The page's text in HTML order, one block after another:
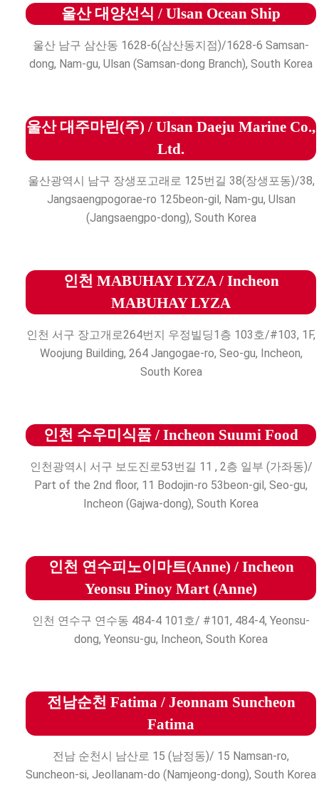
울산 대양선식 / Ulsan Ocean Ship
울산 남구 삼산동 1628-6(삼산동지점)/1628-6 Samsan-
dong, Nam-gu, Ulsan (Samsan-dong Branch), South Korea
울산 대주마린(주) / Ulsan Daeju Marine Co.,
Ltd.
울산광역시 남구 장생포고래로 125번길 38(장생포동)/38,
Jangsaengpogorae-ro 125beon-gil, Nam-gu, Ulsan
(Jangsaengpo-dong), South Korea
인천 MABUHAY LYZA / Incheon
MABUHAY LYZA
인천 서구 장고개로264번지 우정빌딩1층 103호/#103, 1F,
Woojung Building, 264 Jangogae-ro, Seo-gu, Incheon,
South Korea
인천 수우미식품 / Incheon Suumi Food
인천광역시 서구 보도진로53번길 11 , 2층 일부 (가좌동)/
Part of the 2nd floor, 11 Bodojin-ro 53beon-gil, Seo-gu,
Incheon (Gajwa-dong), South Korea
인천 연수피노이마트(Anne) / Incheon
Yeonsu Pinoy Mart (Anne)
인천 연수구 연수동 484-4 101호/ #101, 484-4, Yeonsu-
dong, Yeonsu-gu, Incheon, South Korea
전남순천 Fatima / Jeonnam Suncheon
Fatima
전남 순천시 남산로 15 (남정동)/ 15 Namsan-ro,
Suncheon-si, Jeollanam-do (Namjeong-dong), South Korea